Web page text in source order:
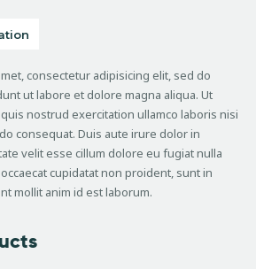
consectetur adipisicing elit, sed do
ut labore et dolore magna aliqua. Ut
nostrud exercitation ullamco laboris nisi
consequat. Duis aute irure dolor in
velit esse cillum dolore eu fugiat nulla
cupidatat non proident, sunt in
mollit anim id est laborum.